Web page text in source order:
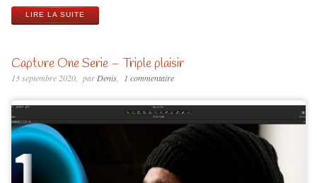
LIRE LA SUITE
Capture One Serie – Triple plaisir
13 septembre 2020 par Denis 1 commentaire